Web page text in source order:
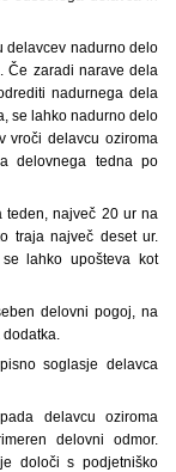
delavcev nadurno delo
Če zaradi narave dela
nadurnega dela
se lahko nadurno delo
vroči delavcu oziroma
delovnega tedna po
teden, največ 20 ur na
traja največ deset ur.
lahko upošteva kot
delovni pogoj, na
soglasje delavca
delavcu oziroma
delovni odmor.
določi s podjetniško